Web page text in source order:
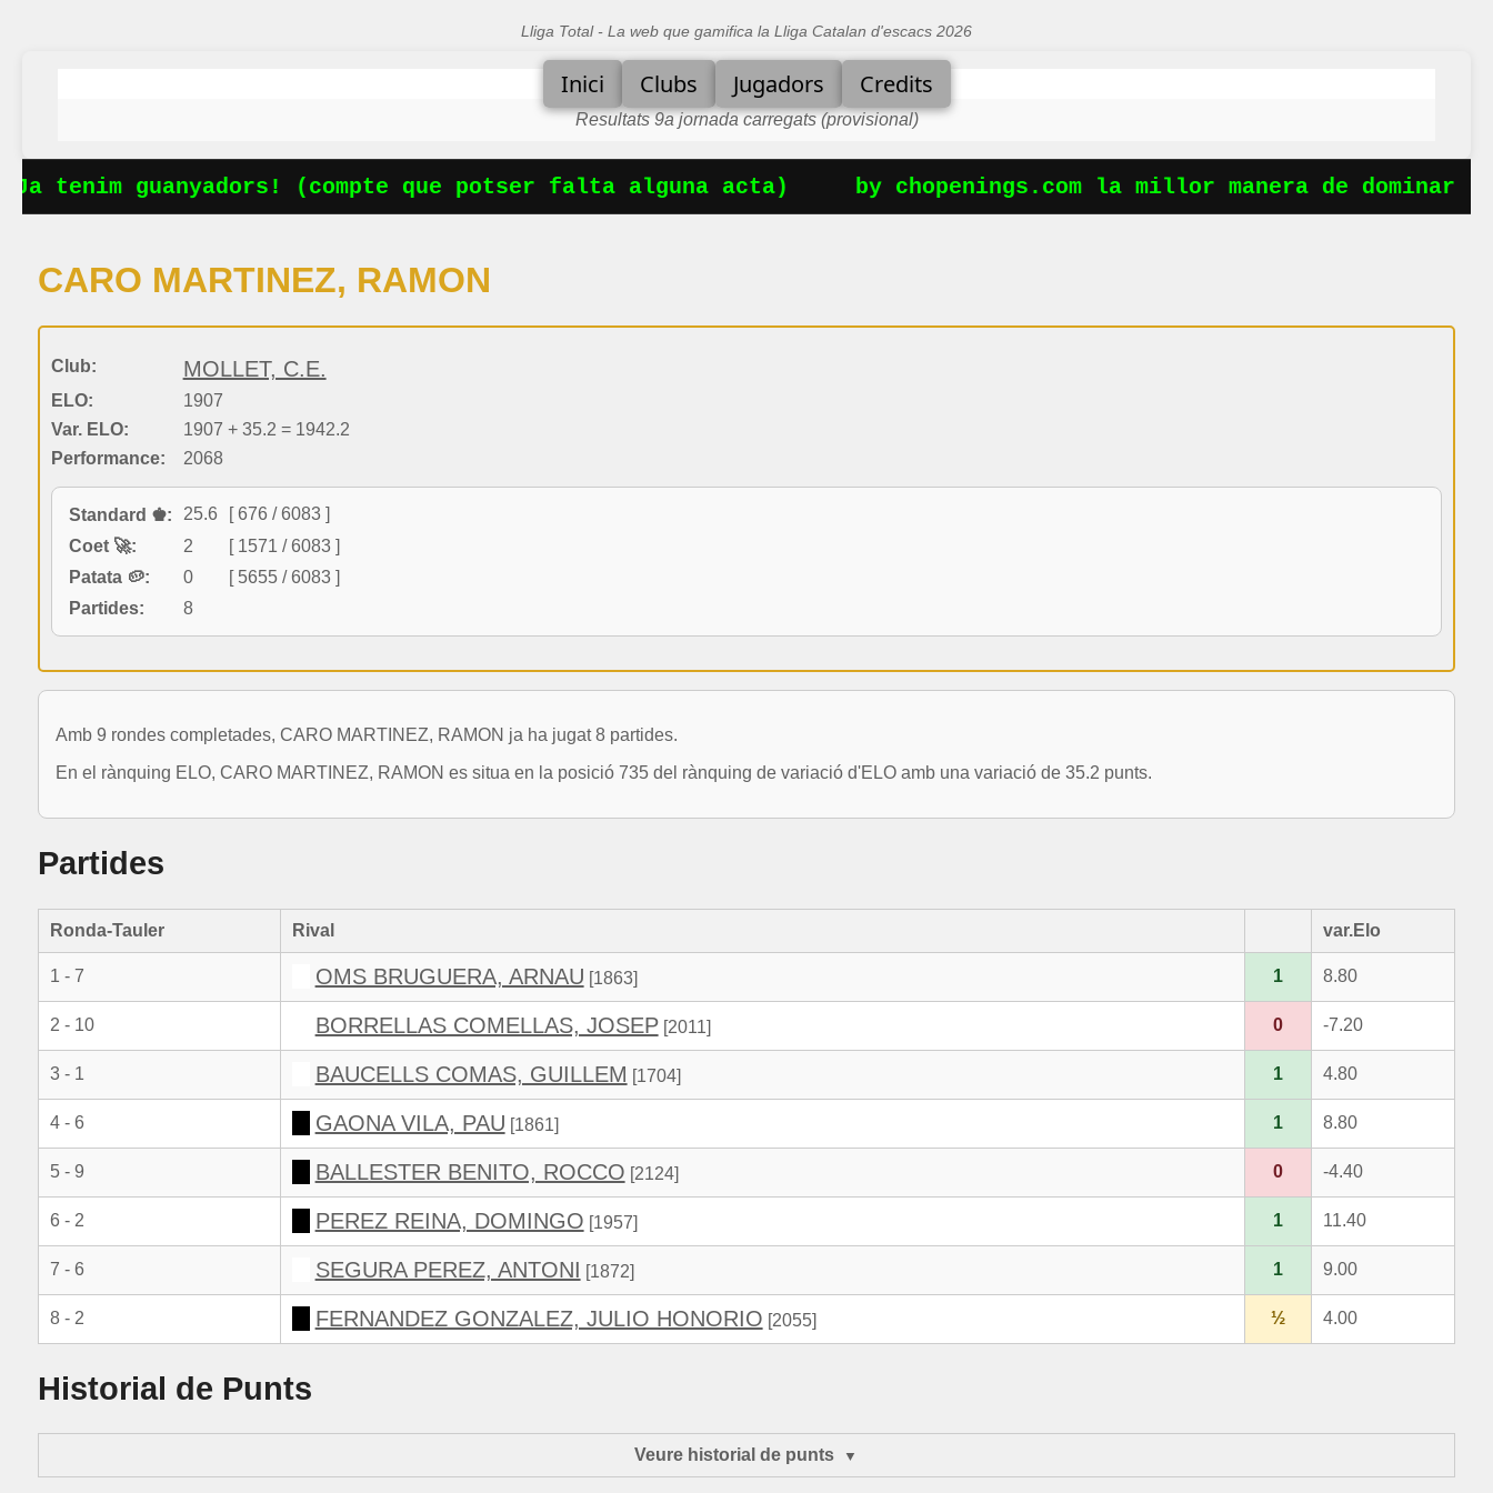
Lliga Total - La web que gamifica la Lliga Catalan d'escacs 2026
Inici Clubs Jugadors Credits
Resultats 9a jornada carregats (provisional)
tenim guanyadors! (compte que potser falta alguna acta) by chopenings.com la millor manera de dominar
CARO MARTINEZ, RAMON
Club: MOLLET, C.E.
ELO:
1907
Var. ELO:
1907 + 35.2 = 1942.2
Performance:
2068
Standard ♚: 25.6
[ 676 / 6083 ]
Coet 🚀:
2
[ 1571 / 6083 ]
Patata 🥔:
0
[ 5655 / 6083 ]
Partides:
8
Amb 9 rondes completades, CARO MARTINEZ, RAMON ja ha jugat 8 partides.
En el rànquing ELO, CARO MARTINEZ, RAMON es situa en la posició 735 del rànquing de variació d'ELO amb una variació de 35.2 punts.
Partides
Ronda-Tauler Rival var.Elo
1 - 7 OMS BRUGUERA, ARNAU [1863] 1 8.80
2 - 10 BORRELLAS COMELLAS, JOSEP[2011] 0 -7.20
3 - 1 BAUCELLS COMAS, GUILLEM [1704] 1 4.80
4 - 6 GAONA VILA, PAU [1861] 1 8.80
5 - 9 BALLESTER BENITO, ROCCO [2124] 0 -4.40
6 - 2 PEREZ REINA, DOMINGO [1957] 1 11.40
7 - 6 SEGURA PEREZ, ANTONI [1872] 1 9.00
8 - 2 FERNANDEZ GONZALEZ, JULIO HONORIO [2055] ½ 4.00
Historial de Punts
Veure historial de punts